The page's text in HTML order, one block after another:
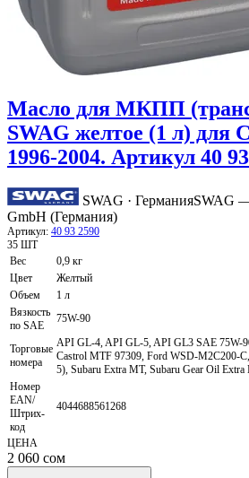
Масло для МКПП
SWAG желтое (1 л) для
1996-2004. Артикул 40
SWAG · ГерманияSWAG
GmbH (Германия)
Артикул: 40 93 2590
35 ШТ
Вес
0,9 кг
Цвет
Желтый
Объем
1 л
Вязкость
по SAE
75W-90
Торговые
номера
API GL-4, API GL-5, API GL3 SAE 75W-
Castrol MTF 97309, Ford WSD-M2C200-
5), Subaru Extra MT, Subaru Gear Oil
Номер
EAN/
Штрих-
код
4044688561268
ЦЕНА
2 060 сом